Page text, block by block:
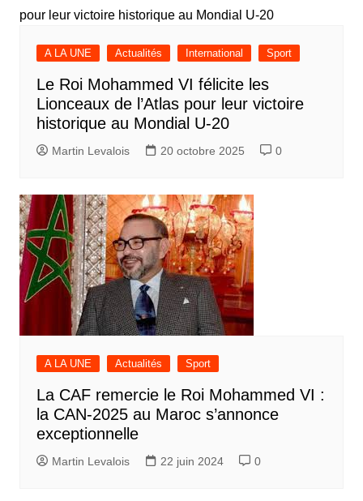
A LA UNE Actualités International Sport
Le Roi Mohammed VI félicite les
Lionceaux de l’Atlas pour leur victoire
historique au Mondial U-20
Martin Levalois 20 octobre 2025 0
A LA UNE Actualités Sport
La CAF remercie le Roi Mohammed VI :
la CAN-2025 au Maroc s’annonce
exceptionnelle
Martin Levalois 22 juin 2024 0